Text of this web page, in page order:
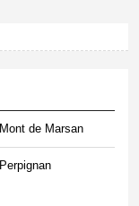
Mont de Marsan
Perpignan